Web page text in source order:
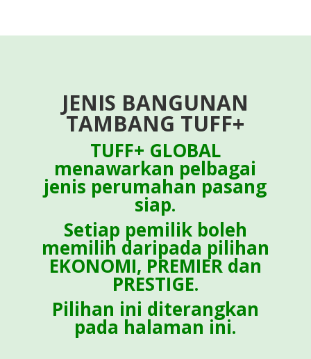
JENIS BANGUNAN
TAMBANG TUFF+
TUFF+ GLOBAL
menawarkan pelbagai
jenis perumahan pasang
siap.
Setiap pemilik boleh
memilih daripada pilihan
EKONOMI, PREMIER dan
PRESTIGE.
Pilihan ini diterangkan
pada halaman ini.